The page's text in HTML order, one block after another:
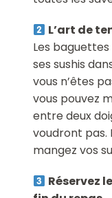
L’art de
Les
ses sushis
vous n’êtes
vous pouvez
entre deux
voudront pas.
mangez vos
Réservez